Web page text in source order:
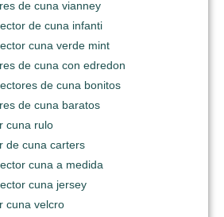
de cuna vianney
de cuna infanti
cuna verde mint
de cuna con edredon
de cuna bonitos
de cuna baratos
cuna rulo
de cuna carters
cuna a medida
cuna jersey
cuna velcro